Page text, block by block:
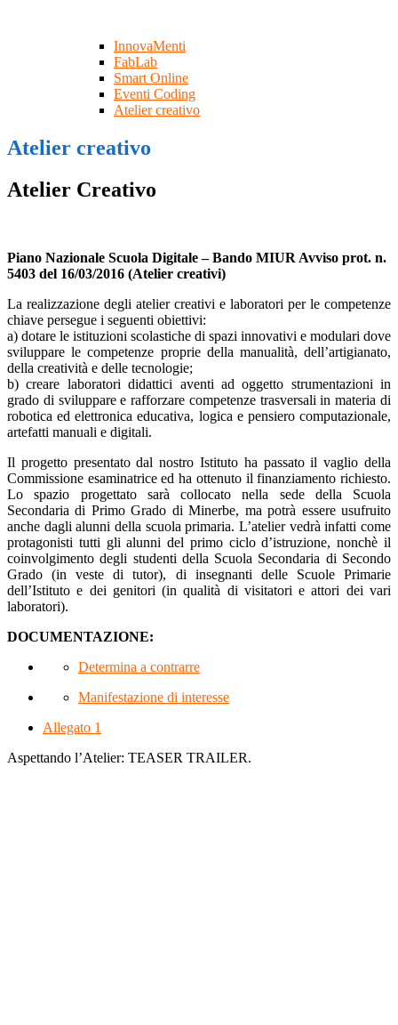
InnovaMenti
FabLab
Smart Online
Eventi Coding
Atelier creativo
Atelier creativo
Atelier Creativo
Piano Nazionale Scuola Digitale – Bando MIUR Avviso prot. n.
5403 del 16/03/2016 (Atelier creativi)
La realizzazione degli atelier creativi e laboratori per le competenze
chiave persegue i seguenti obiettivi:
a) dotare le istituzioni scolastiche di spazi innovativi e modulari dove
sviluppare le competenze proprie della manualità, dell’artigianato,
della creatività e delle tecnologie;
b) creare laboratori didattici aventi ad oggetto strumentazioni in
grado di sviluppare e rafforzare competenze trasversali in materia di
robotica ed elettronica educativa, logica e pensiero computazionale,
artefatti manuali e digitali.
Il progetto presentato dal nostro Istituto ha passato il vaglio della
Commissione esaminatrice ed ha ottenuto il finanziamento richiesto.
Lo spazio progettato sarà collocato nella sede della Scuola
Secondaria di Primo Grado di Minerbe, ma potrà essere usufruito
anche dagli alunni della scuola primaria. L’atelier vedrà infatti come
protagonisti tutti gli alunni del primo ciclo d’istruzione, nonchè il
coinvolgimento degli studenti della Scuola Secondaria di Secondo
Grado (in veste di tutor), di insegnanti delle Scuole Primarie
dell’Istituto e dei genitori (in qualità di visitatori e attori dei vari
laboratori).
DOCUMENTAZIONE:
Determina a contrarre
Manifestazione di interesse
Allegato 1
Aspettando l’Atelier: TEASER TRAILER.